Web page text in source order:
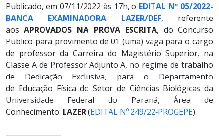
Publicado, em 07/11/2022 às 17h, o EDITAL Nº 05/2022-
BANCA EXAMINADORA LAZER/DEF, referente
aosAPROVADOS NA PROVA ESCRITA, do Concurso
Público para provimento de 01 (uma) vaga para o cargo
de professor da Carreira do Magistério Superior, na
Classe A de Professor Adjunto A, no regime de trabalho
de Dedicação Exclusiva, para o Departamento
de Educação Física do Setor de Ciências Biológicas da
Universidade Federal do Paraná, Área de
Conhecimento: LAZER(EDITAL Nº 249/22‐PROGEPE).